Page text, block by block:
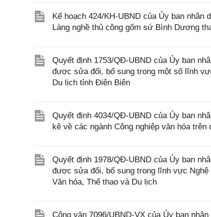
Kế hoạch 424/KH-UBND của Ủy ban nhân
Làng nghề thủ công gốm sứ Bình Dương
Quyết định 1753/QĐ-UBND của Ủy ban
được sửa đổi, bổ sung trong một số lĩnh
Du lịch tỉnh Điện Biên
Quyết định 4034/QĐ-UBND của Ủy ban
kê về các ngành Công nghiệp văn hóa trên
Quyết định 1978/QĐ-UBND của Ủy ban
được sửa đổi, bổ sung trong lĩnh vực
Văn hóa, Thể thao và Du lịch
Công văn 7096/UBND-VX của Ủy ban